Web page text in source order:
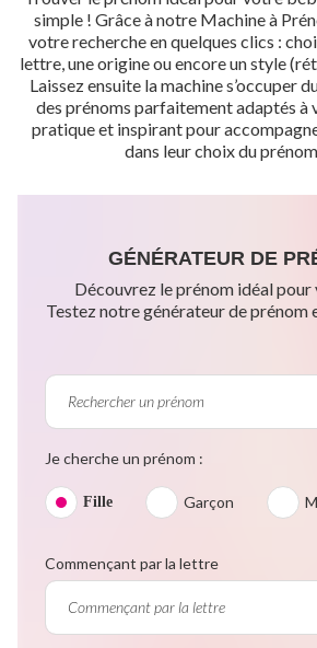
simple ! Grâce à notre Machine à
votre recherche en quelques clics :
lettre, une origine ou encore un style
Laissez ensuite la machine s’occuper
des prénoms parfaitement adaptés à
pratique et inspirant pour
dans leur choix du
GÉNÉRATEUR DE
Découvrez le prénom idéal
Testez notre générateur de prénom
Je cherche un prénom :
Fille Garçon
Commençant par la lettre